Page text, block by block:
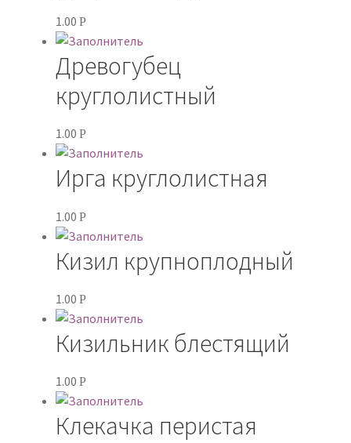
1.00 Р
Древогубец
круглолистный
1.00 Р
Ирга круглолистная
1.00 Р
Кизил крупноплодный
1.00 Р
Кизильник блестящий
1.00 Р
Клекачка перистая